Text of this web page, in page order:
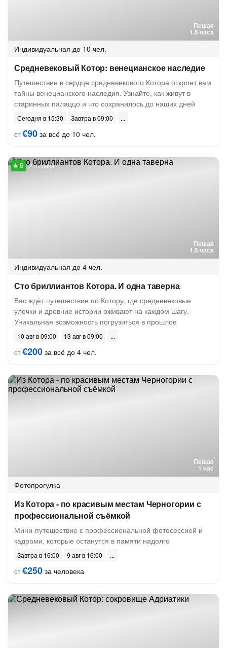
Пешая
1.5 часа
Индивидуальная до 10 чел.
Средневековый Котор: венецианское наследие
Путешествие в сердце средневекового Котора откроет вам
тайны венецианского наследия. Узнайте, как живут в
старинных палаццо и что сохранилось до наших дней
Сегодня в 15:30
Завтра в 09:00
от€90 за всё до 10 чел.
Пешая
1.5 часа
2 отзыва
Индивидуальная до 4 чел.
Сто бриллиантов Котора. И одна таверна
Вас ждёт путешествие по Котору, где средневековые
улочки и древние истории оживают на каждом шагу.
Уникальная возможность погрузиться в прошлое
10 авг в 09:00
13 авг в 09:00
от€200 за всё до 4 чел.
Пешая
1 час
Фотопрогулка
Из Котора - по красивым местам Черногории с
профессиональной съёмкой
Мини-путешествие с профессиональной фотосессией и
кадрами, которые останутся в памяти надолго
Завтра в 16:00
9 авг в 16:00
от€250 за человека